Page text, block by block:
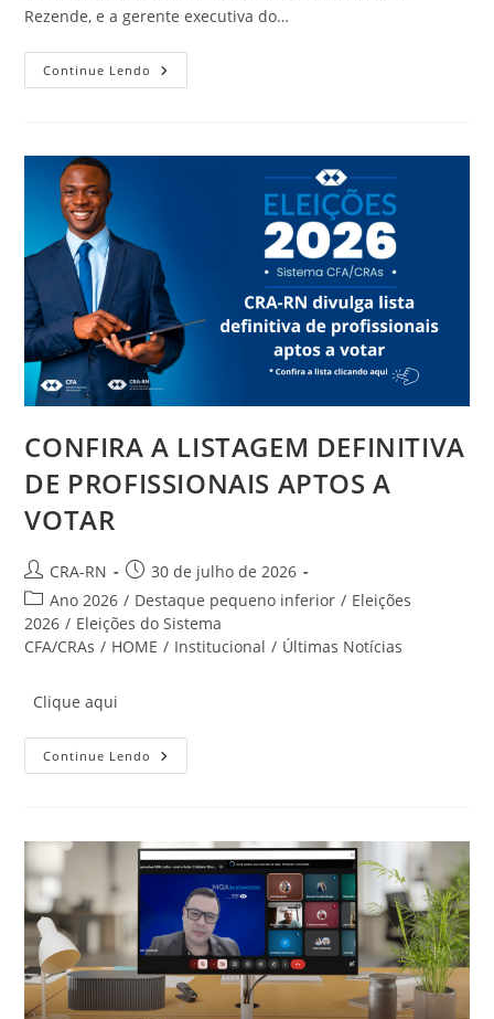
Rezende, e a gerente executiva do…
Continue Lendo CRA-
RN
Planejamento
Brasília
CONFIRA A LISTAGEM DEFINITIVA
DE PROFISSIONAIS APTOS A
VOTAR
Autor
do
post:
CRA-RN
Post
publicado:
30 de julho de 2026
Categoria
do
post:
Ano 2026 / Destaque pequeno inferior / Eleições
2026 / Eleições do Sistema
CFA/CRAs / HOME / Institucional / Últimas Notícias
Clique aqui
Continue Lendo CONFIRA
A
APTOS
A
VOTAR